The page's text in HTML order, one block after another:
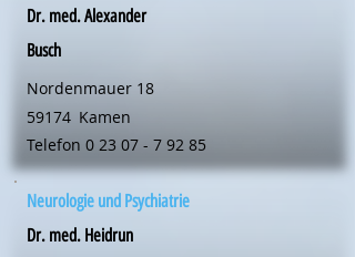
Dr. med. Alexander
Busch
Nordenmauer 18
59174 Kamen
Telefon 0 23 07 - 7 92 85
Neurologie und Psychiatrie
Dr. med. Heidrun